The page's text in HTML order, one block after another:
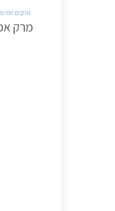
מרקים חמים
מרק